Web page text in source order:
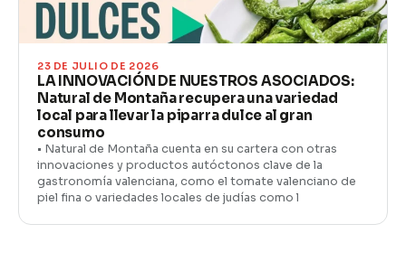
23 DE JULIO DE 2026
LA INNOVACIÓN DE NUESTROS ASOCIADOS:
Natural de Montaña recupera una variedad
local para llevar la piparra dulce al gran
consumo
• Natural de Montaña cuenta en su cartera con otras
innovaciones y productos autóctonos clave de la
gastronomía valenciana, como el tomate valenciano de
piel fina o variedades locales de judías como l